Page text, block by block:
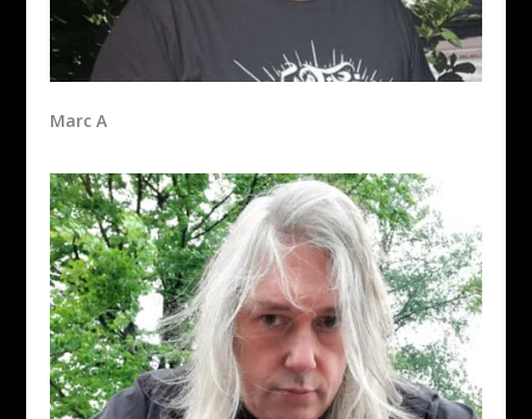
Marc A